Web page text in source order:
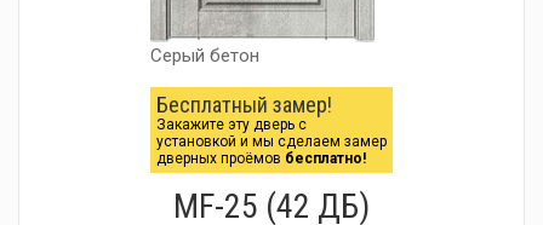
Серый бетон
Бесплатный замер!
Закажите эту дверь с
установкой и мы сделаем замер
дверных проёмов бесплатно!
MF-25 (42 ДБ)